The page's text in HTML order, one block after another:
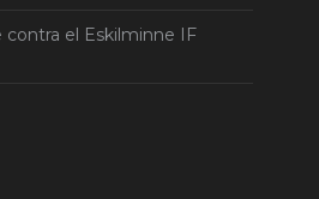
el Eskilminne IF